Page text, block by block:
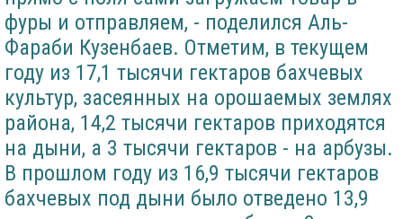
фуры и отправляем, - поделился Аль-
Фараби Кузенбаев. Отметим, в текущем
году из 17,1 тысячи гектаров бахчевых
культур, засеянных на орошаемых землях
района, 14,2 тысячи гектаров приходятся
на дыни, а 3 тысячи гектаров - на арбузы.
В прошлом году из 16,9 тысячи гектаров
бахчевых под дыни было отведено 13,9